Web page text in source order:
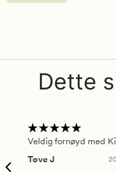
Dette
Veldig fornøyd med
Tove J